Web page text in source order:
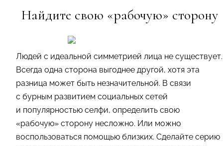
Найдите свою «рабочую» сторону
Людей с идеальной симметрией лица не существует.
Всегда одна сторона выгоднее другой, хотя эта
разница может быть незначительной. В связи
с бурным развитием социальных сетей
и популярностью селфи, определить свою
«рабочую» сторону несложно. Или можно
воспользоваться помощью близких. Сделайте серию